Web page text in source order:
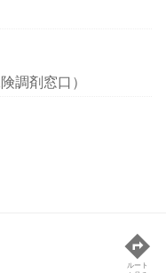
調剤窓口）
ルート